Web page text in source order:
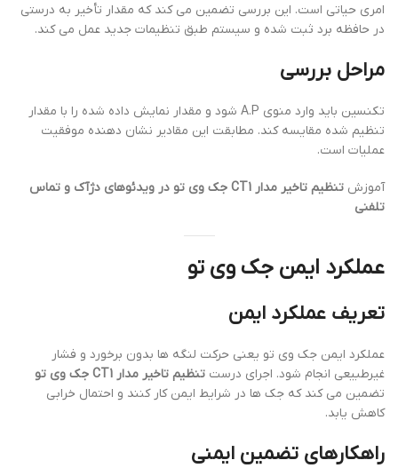
امری حیاتی است. این بررسی تضمین می کند که مقدار تأخیر به درستی
در حافظه برد ثبت شده و سیستم طبق تنظیمات جدید عمل می کند.
مراحل بررسی
تکنسین باید وارد منوی A.P شود و مقدار نمایش داده شده را با مقدار
تنظیم شده مقایسه کند. مطابقت این مقادیر نشان دهنده موفقیت
عملیات است.
آموزش
تنظیم تاخیر مدار CT1 جک وی تو در ویدئوهای دژآک و تماس
تلفنی
عملکرد ایمن جک وی تو
تعریف عملکرد ایمن
عملکرد ایمن جک وی تو یعنی حرکت لنگه ها بدون برخورد و فشار
غیرطبیعی انجام شود. اجرای درست تنظیم تاخیر مدار CT1 جک وی تو
تضمین می کند که جک ها در شرایط ایمن کار کنند و احتمال خرابی
کاهش یابد.
راهکارهای تضمین ایمنی